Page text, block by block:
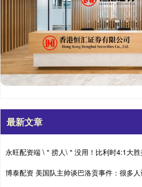
最新文章
永旺配资端 \＂捞人\＂没用！比利时4:1大
博泰配资 美国队主帅谈巴洛贡事件：很多